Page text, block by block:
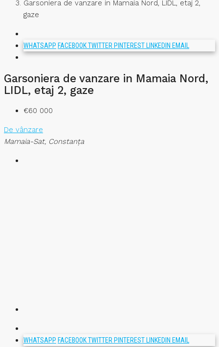
Garsoniera de vanzare in Mamaia Nord, LIDL, etaj 2,
gaze
WHATSAPP FACEBOOKTWITTER PINTEREST LINKEDIN EMAIL
Garsoniera de vanzare in Mamaia Nord,
LIDL, etaj 2, gaze
€60 000
De vânzare
Mamaia-Sat, Constanța
WHATSAPP FACEBOOKTWITTER PINTEREST LINKEDIN EMAIL